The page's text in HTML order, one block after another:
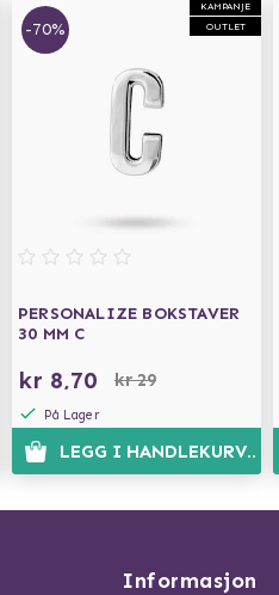
KAMPANJE
OUTLET
-70%
PERSONALIZE BOKSTAVER
30 MM C
kr 8,70 kr 29
På Lager
LEGG I HANDLEKURVEN
Informasjon